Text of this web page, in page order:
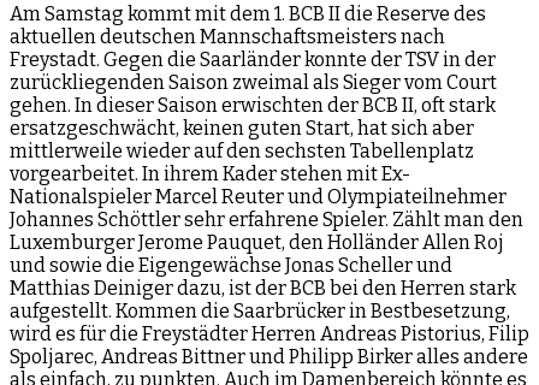
Am Samstag kommt mit dem 1. BCB II die Reserve des
aktuellen deutschen Mannschaftsmeisters nach
Freystadt. Gegen die Saarländer konnte der TSV in der
zurückliegenden Saison zweimal als Sieger vom Court
gehen. In dieser Saison erwischten der BCB II, oft stark
ersatzgeschwächt, keinen guten Start, hat sich aber
mittlerweile wieder auf den sechsten Tabellenplatz
vorgearbeitet. In ihrem Kader stehen mit Ex-
Nationalspieler Marcel Reuter und Olympiateilnehmer
Johannes Schöttler sehr erfahrene Spieler. Zählt man den
Luxemburger Jerome Pauquet, den Holländer Allen Roj
und sowie die Eigengewächse Jonas Scheller und
Matthias Deiniger dazu, ist der BCB bei den Herren stark
aufgestellt. Kommen die Saarbrücker in Bestbesetzung,
wird es für die Freystädter Herren Andreas Pistorius, Filip
Spoljarec, Andreas Bittner und Philipp Birker alles andere
als einfach, zu punkten. Auch im Damenbereich könnte es